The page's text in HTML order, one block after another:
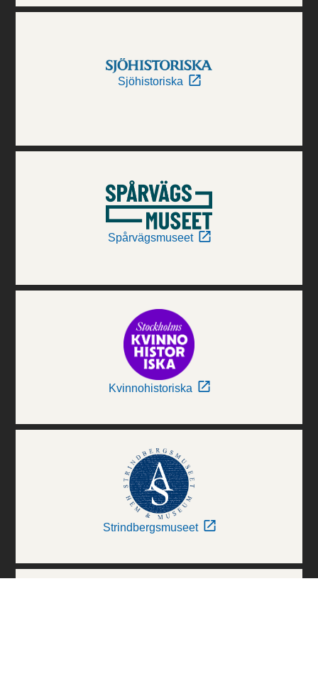
Sjöhistoriska
Spårvägsmuseet
Kvinnohistoriska
Strindbergsmuseet